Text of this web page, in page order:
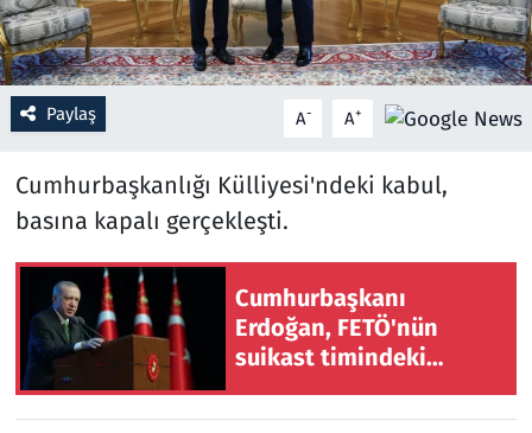
Paylaş A- A+
Cumhurbaşkanlığı Külliyesi'ndeki kabul,
basına kapalı gerçekleşti.
Cumhurbaşkanı
Erdoğan, FETÖ'nün
suikast timindeki
şikayetçi oldu
Rüya Tabirleri
Sağlık
Seçim 2023
Spor
Teknoloji ve Bilim
Televizyon